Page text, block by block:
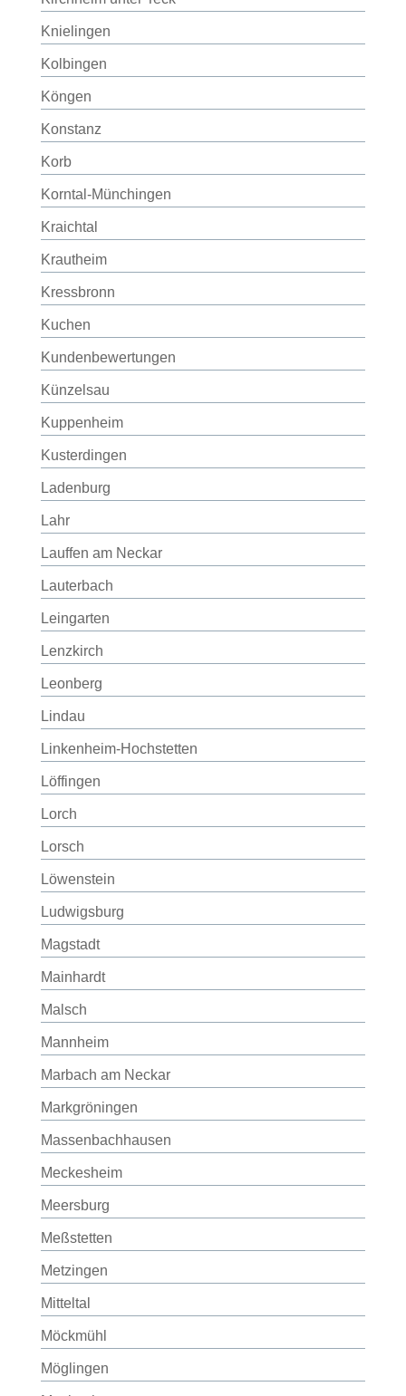
Knielingen
Kolbingen
Köngen
Konstanz
Korb
Korntal-Münchingen
Kraichtal
Krautheim
Kressbronn
Kuchen
Kundenbewertungen
Künzelsau
Kuppenheim
Kusterdingen
Ladenburg
Lahr
Lauffen am Neckar
Lauterbach
Leingarten
Lenzkirch
Leonberg
Lindau
Linkenheim-Hochstetten
Löffingen
Lorch
Lorsch
Löwenstein
Ludwigsburg
Magstadt
Mainhardt
Malsch
Mannheim
Marbach am Neckar
Markgröningen
Massenbachhausen
Meckesheim
Meersburg
Meßstetten
Metzingen
Mitteltal
Möckmühl
Möglingen